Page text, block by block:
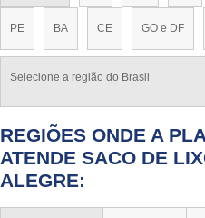
PE BA CE GO e DF
Selecione a região do Brasil
REGIÕES ONDE A
ATENDE SACO DE
ALEGRE: